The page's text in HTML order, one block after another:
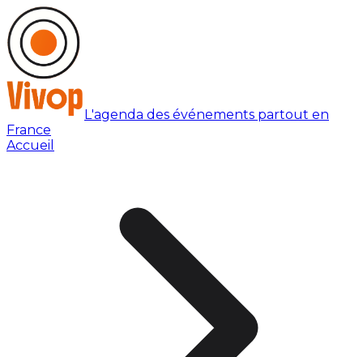
L'agenda des événements partout en
France
Accueil